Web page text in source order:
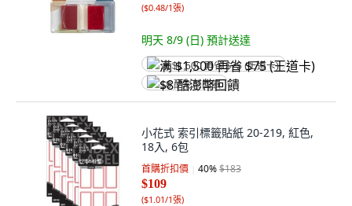
($0.48/1張)
明天 8/9 (日) 預計送達
满 $1,500 再省 $75 (王道卡)
$8 酷澎幣回饋
小花式 索引標籤貼紙 20-219, 紅色,
18入, 6包
首購折扣價 40%$183
$109
($1.01/1張)